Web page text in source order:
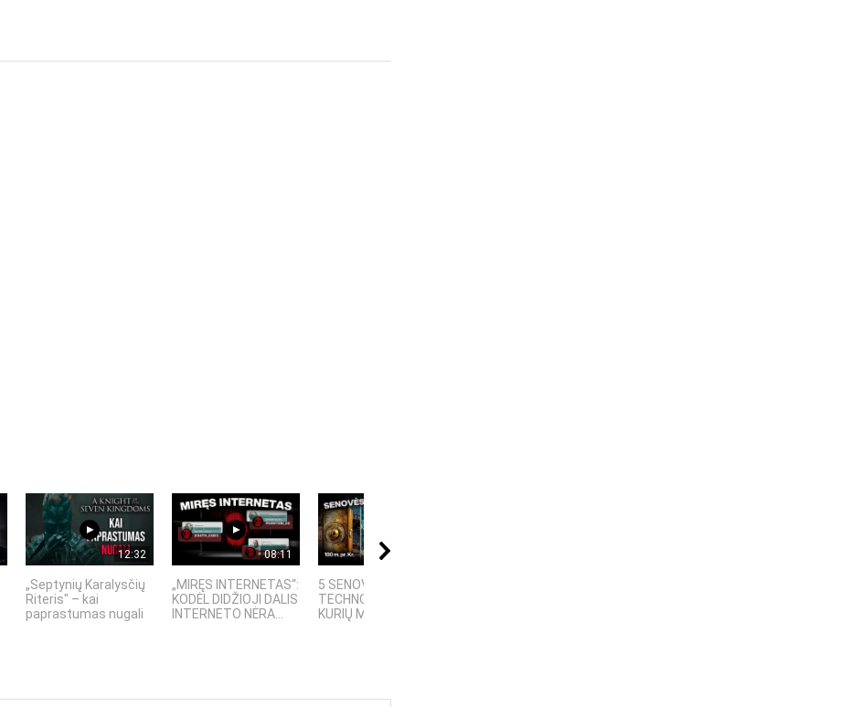
12:32
„Septynių Karalysčių
Riteris" – kai
paprastumas nugali
08:11
„MIRĘS INTERNETAS“:
KODĖL DIDŽIOJI DALIS
INTERNETO NĖRA...
5 SENOVĖS
TECHNOLOGIJOS,
KURIŲ MOKSLININKAI...